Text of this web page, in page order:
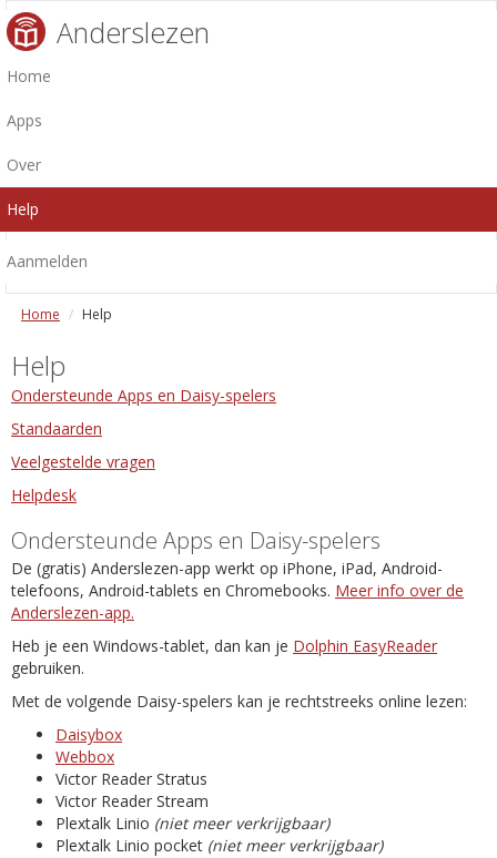
Anderslezen
Home
Apps
Over
Help
Aanmelden
Home Help
Help
Ondersteunde Apps en Daisy-spelers
Standaarden
Veelgestelde vragen
Helpdesk
Ondersteunde Apps en Daisy-spelers
De (gratis) Anderslezen-app werkt op iPhone, iPad, Android-
telefoons, Android-tablets en Chromebooks. Meer info over de
Anderslezen-app.
Heb je een Windows-tablet, dan kan je Dolphin EasyReader
gebruiken.
Met de volgende Daisy-spelers kan je rechtstreeks online lezen:
Daisybox
Webbox
Victor Reader Stratus
Victor Reader Stream
Plextalk Linio (niet meer verkrijgbaar)
Plextalk Linio pocket (niet meer verkrijgbaar)